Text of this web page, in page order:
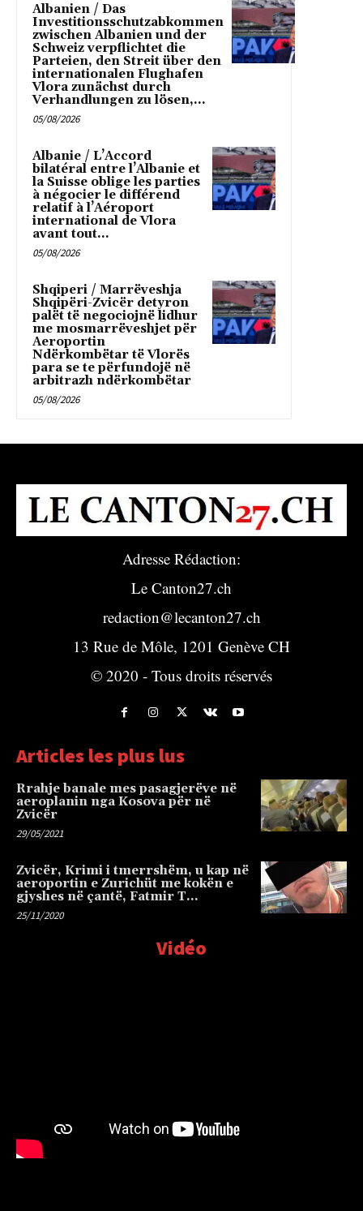
Albanien / Das
Investitionsschutzabkommen
zwischen Albanien und der
Schweiz verpflichtet die
Parteien, den Streit über den
internationalen Flughafen
Vlora zunächst durch
Verhandlungen zu lösen,...
05/08/2026
Albanie / L’Accord
bilatéral entre l’Albanie et
la Suisse oblige les parties
à négocier le différend
relatif à l’Aéroport
international de Vlora
avant tout...
05/08/2026
Shqiperi / Marrëveshja
Shqipëri-Zvicër detyron
palët të negociojnë lidhur
me mosmarrëveshjet për
Aeroportin
Ndërkombëtar të Vlorës
para se te përfundojë në
arbitrazh ndërkombëtar
05/08/2026
Adresse Rédaction:
Le Canton27.ch
redaction@lecanton27.ch
13 Rue de Môle, 1201 Genève CH
© 2020 - Tous droits réservés
Articles les plus lus
Rrahje banale mes pasagjerëve në
aeroplanin nga Kosova për në
Zvicër
29/05/2021
Zvicër, Krimi i tmerrshëm, u kap në
aeroportin e Zurichüt me kokën e
gjyshes në çantë, Fatmir T…
25/11/2020
Vidéo